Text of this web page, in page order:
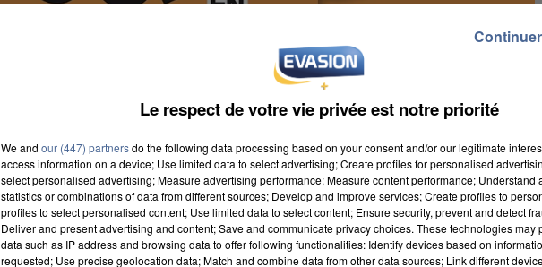
Le respect de votre vie privée est notre priorité
We and our (447) partnersdo the following data processing based on your consent and/or our legitimate
access information on a device; Use limited data to select advertising; Create profiles for personalised
select personalised advertising; Measure advertising performance; Measure content performance; Understand
statistics or combinations of data from different sources; Develop and improve services; Create profiles to
profiles to select personalised content; Use limited data to select content; Ensure security, prevent and detect
Deliver and present advertising and content; Save and communicate privacy choices. These technologies may
data such as IP address and browsing data to offer following functionalities: Identify devices based on
requested; Use precise geolocation data; Match and combine data from other data sources; Link different